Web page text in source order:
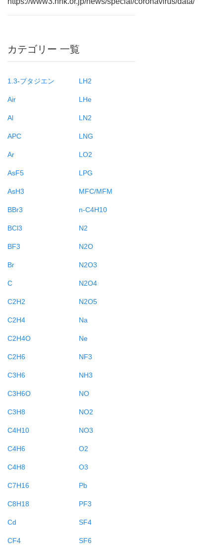
カテゴリー 一覧
1.3-ブタジエン
Air
Al
APC
Ar
AsF5
AsH3
BBr3
BCl3
BF3
Br
C
C2H2
C2H4
C2H4O
C2H6
C3H6
C3H6O
C3H8
C4H10
C4H6
C4H8
C7H16
C8H18
Cd
CF4
LH2
LHe
LN2
LNG
LO2
LPG
MFC/MFM
n-C4H10
N2
N2O
N2O3
N2O4
N2O5
Na
Ne
NF3
NH3
NO
NO2
NO3
O2
O3
Pb
PF3
SF4
SF6